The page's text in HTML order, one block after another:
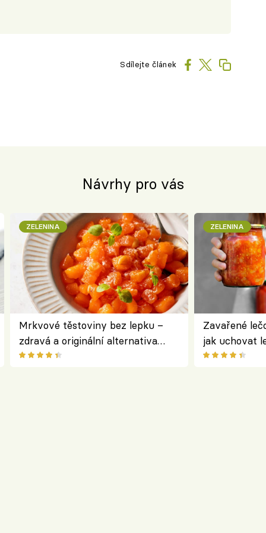
Sdílejte článek
Návrhy pro vás
ZELENINA
Mrkvové těstoviny bez lepku –
zdravá a originální alternativa
klasiky
ZELENINA
Zavařené
jak uchovat